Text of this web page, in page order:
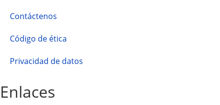
Contáctenos
Código de ética
Privacidad de datos
Enlaces